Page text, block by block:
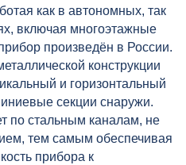
как в автономных, так
включая многоэтажные
произведён в России.
конструкции
и горизонтальный
секции снаружи.
по стальным каналам, не
тем самым обеспечивая
прибора к